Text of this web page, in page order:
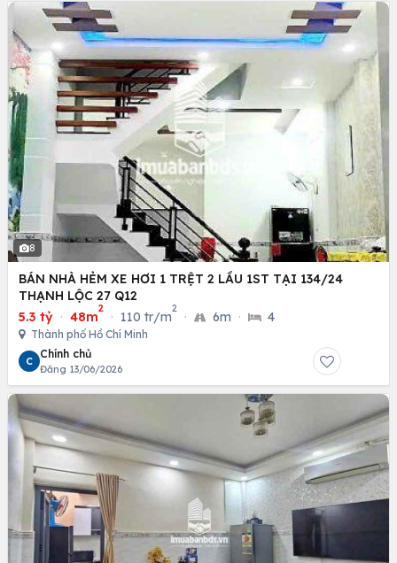
8
BÁN NHÀ HẺM XE HƠI 1 TRỆT 2 LẦU 1ST TẠI 134/24
THẠNH LỘC 27 Q12
5.3 tỷ · 48m
2
· 110 tr/m
2
· 6m · 4
Thành phố Hồ Chí Minh
C
Chính chủ
Đăng 13/06/2026